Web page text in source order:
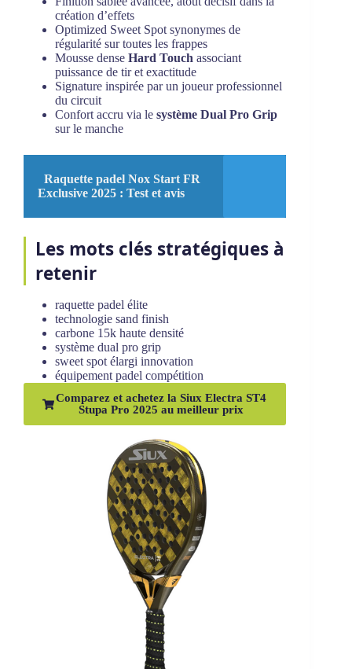
création d’effets
Optimized Sweet Spot synonymes de
régularité sur toutes les frappes
Mousse dense Hard Touch associant
puissance de tir et exactitude
Signature inspirée par un joueur professionnel
du circuit
Confort accru via le système Dual Pro Grip
sur le manche
Raquette padel Nox Start FR
Exclusive 2025 : Test et avis
Les mots clés stratégiques à
retenir
raquette padel élite
technologie sand finish
carbone 15k haute densité
système dual pro grip
sweet spot élargi innovation
équipement padel compétition
Comparez et achetez la Siux Electra ST4
Stupa Pro 2025 au meilleur prix